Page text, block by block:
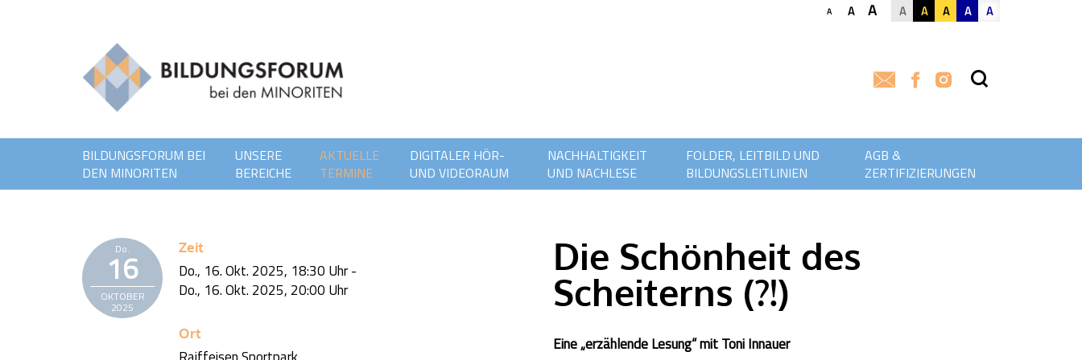
A A A A A A A A
BILDUNGSFORUM BEI
DEN MINORITEN
UNSERE
BEREICHE
AKTUELLE
TERMINE
DIGITALER HÖR-
UND VIDEORAUM
NACHHALTIGKEIT
UND NACHLESE
FOLDER, LEITBILD UND
BILDUNGSLEITLINIEN
AGB &
ZERTIFIZIERUNGEN
Do.
16
OKTOBER
2025
Zeit
Do., 16. Okt. 2025, 18:30 Uhr-
Do., 16. Okt. 2025, 20:00 Uhr
Ort
Die Schönheit des
Scheiterns (?!)
Eine „erzählende Lesung“ mit Toni Innauer